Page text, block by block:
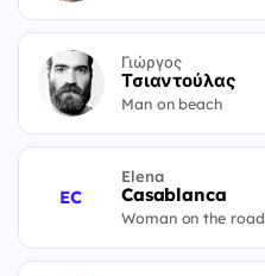
Γιώργος
Τσιαντούλας
Man on beach
EC
Elena
Casablanca
Woman on the road